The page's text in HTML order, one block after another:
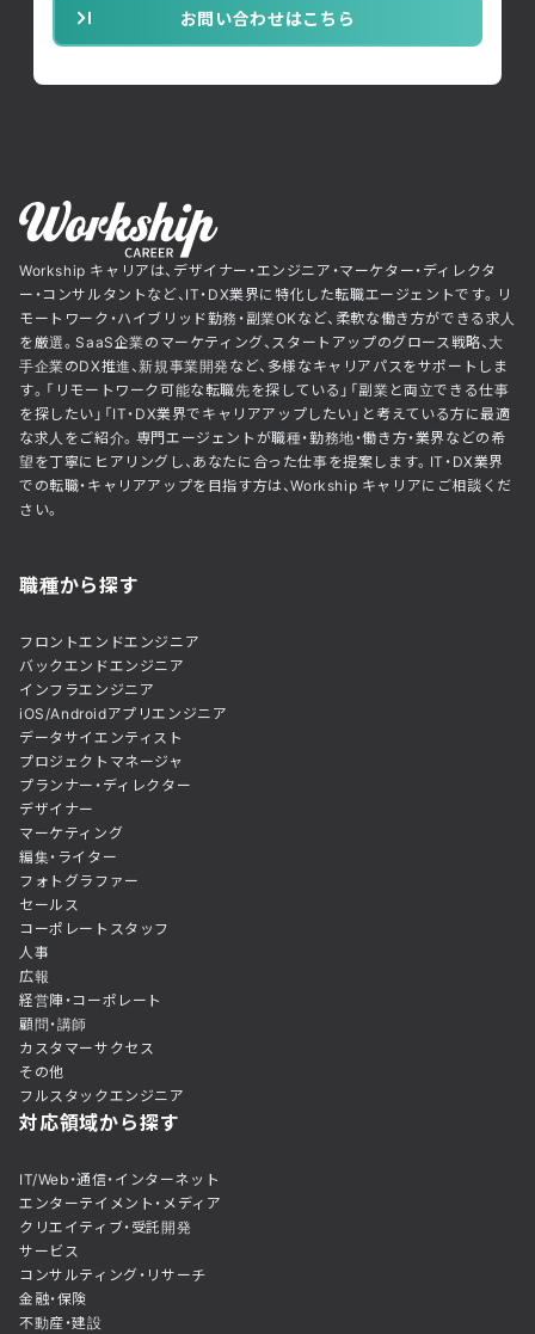
お問い合わせはこちら
Workship キャリアは、デザイナー・エンジニア・マーケター・ディレクタ
ー・コンサルタントなど、IT・DX業界に特化した転職エージェントです。リ
モートワーク・ハイブリッド勤務・副業OKなど、柔軟な働き方ができる求人
を厳選。SaaS企業のマーケティング、スタートアップのグロース戦略、大
手企業のDX推進、新規事業開発など、多様なキャリアパスをサポートしま
す。「リモートワーク可能な転職先を探している」「副業と両立できる仕事
を探したい」「IT・DX業界でキャリアアップしたい」と考えている方に最適
な求人をご紹介。専門エージェントが職種・勤務地・働き方・業界などの希
望を丁寧にヒアリングし、あなたに合った仕事を提案します。IT・DX業界
での転職・キャリアアップを目指す方は、Workship キャリアにご相談くだ
さい。
職種から探す
フロントエンドエンジニア
バックエンドエンジニア
インフラエンジニア
iOS/Androidアプリエンジニア
データサイエンティスト
プロジェクトマネージャ
プランナー・ディレクター
デザイナー
マーケティング
編集・ライター
フォトグラファー
セールス
コーポレートスタッフ
人事
広報
経営陣・コーポレート
顧問・講師
カスタマーサクセス
その他
フルスタックエンジニア
対応領域から探す
IT/Web・通信・インターネット
エンターテイメント・メディア
クリエイティブ・受託開発
サービス
コンサルティング・リサーチ
金融・保険
不動産・建設